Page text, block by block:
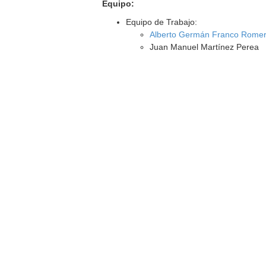
Equipo:
Equipo de Trabajo:
Alberto Germán Franco
Juan Manuel Martínez Perea